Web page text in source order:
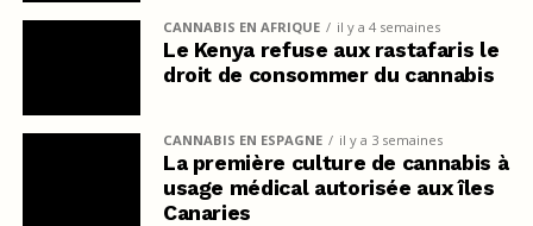
CANNABIS EN AFRIQUE il y a 4 semaines
Le Kenya refuse aux rastafaris le
droit de consommer du cannabis
CANNABIS EN ESPAGNE il y a 3 semaines
La première culture de cannabis à
usage médical autorisée aux îles
Canaries